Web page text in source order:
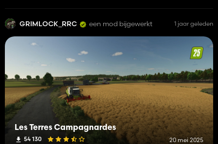
GRIMLOCK_RRC een mod bijgewerkt 1 jaar geleden
Les Terres Campagnardes
54 130 20 mei 2025